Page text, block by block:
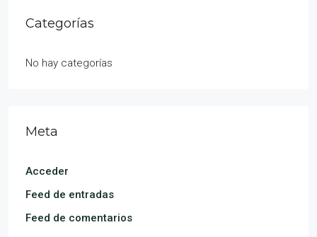
Categorías
No hay categorías
Meta
Acceder
Feed de entradas
Feed de comentarios